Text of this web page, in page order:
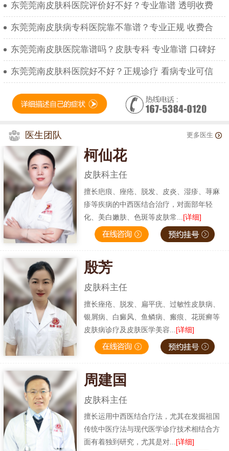
东莞莞南皮肤科医院评价好不好？专业靠谱 透明收费
东莞莞南皮肤病专科医院靠不靠谱？专业正规 收费合
东莞莞南皮肤医院靠谱吗？皮肤专科 专业靠谱 口碑好
东莞莞南皮肤科医院好不好？正规诊疗 看病专业可信
医生团队 更多医生
柯仙花
皮肤科主任
擅长疤痕、痤疮、脱发、皮炎、湿疹、荨麻
疹等疾病的中西医结合治疗，对面部年轻
化、美白嫩肤、色斑等皮肤常... [详细]
殷芳
皮肤科主任
擅长痤疮、脱发、扁平疣、过敏性皮肤病、
银屑病、白癜风、鱼鳞病、瘢痕、花斑癣等
皮肤病诊疗及皮肤医学美容... [详细]
周建国
皮肤科主任
擅长运用中西医结合疗法，尤其在发掘祖国
传统中医疗法与现代医学诊疗技术相结合方
面有着独到研究，尤其是对...[详细]